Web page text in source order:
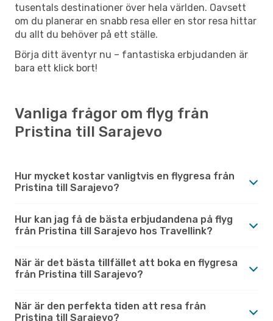
tusentals destinationer över hela världen. Oavsett
om du planerar en snabb resa eller en stor resa hittar
du allt du behöver på ett ställe.
Börja ditt äventyr nu – fantastiska erbjudanden är
bara ett klick bort!
Vanliga frågor om flyg från
Pristina till Sarajevo
Hur mycket kostar vanligtvis en flygresa från
Pristina till Sarajevo?
Hur kan jag få de bästa erbjudandena på flyg
från Pristina till Sarajevo hos Travellink?
När är det bästa tillfället att boka en flygresa
från Pristina till Sarajevo?
När är den perfekta tiden att resa från
Pristina till Sarajevo?